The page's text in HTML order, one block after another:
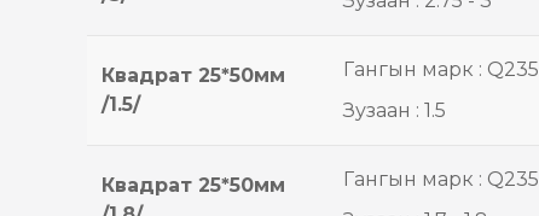
Квадрат 25*50мм
/1.5/
Гангын марк : Q235
Зузаан : 1.5
Квадрат 25*50мм
Гангын марк : Q235